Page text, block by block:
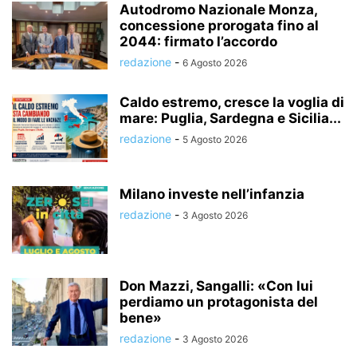
Autodromo Nazionale Monza,
concessione prorogata fino al
2044: firmato l’accordo
redazione - 6 Agosto 2026
Caldo estremo, cresce la voglia di
mare: Puglia, Sardegna e Sicilia...
redazione - 5 Agosto 2026
Milano investe nell’infanzia
redazione - 3 Agosto 2026
Don Mazzi, Sangalli: «Con lui
perdiamo un protagonista del
bene»
redazione - 3 Agosto 2026